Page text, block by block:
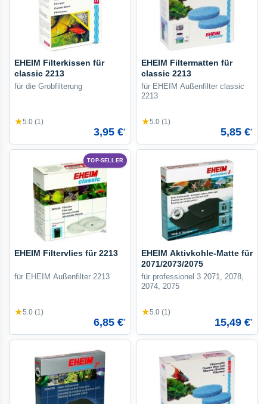
EHEIM Filterkissen für
classic 2213
für die Grobfilterung
★5.0 (1)
3,95 €*
EHEIM Filtermatten für
classic 2213
für EHEIM Außenfilter classic
2213
★5.0 (1)
5,85 €*
TOP-SELLER
EHEIM Filtervlies für 2213
für EHEIM Außenfilter 2213
★5.0 (1)
6,85 €*
EHEIM Aktivkohle-Matte für
2071/2073/2075
für professionel 3 2071, 2078,
2074, 2075
★5.0 (1)
15,49 €*